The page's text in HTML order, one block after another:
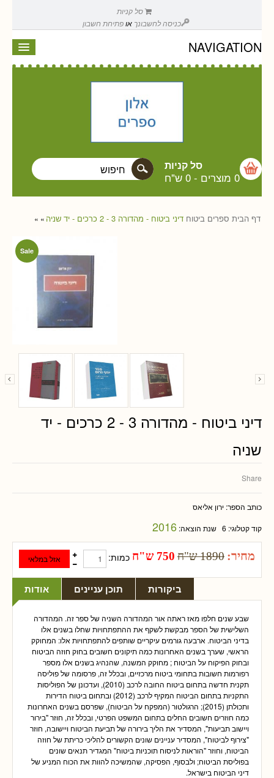
סל קניות
כניסה לחשבונך אופתיחת חשבון
NAVIGATION
סל קניות
0 מוצרים - 0 ש"ח
דף הבית » ספרים ביטוח » דיני ביטוח - מהדורה 3 - 2 כרכים - יד שניה
Sale
דיני ביטוח - מהדורה 3 - 2 כרכים - יד
שניה
Share
כותב הספר: ירון אליאס
קוד קטלוגי: 6 שנת הוצאה: 2016
מחיר: 1890 ש"ח 750 ש"ח כמות:
אודות תוכן עניינים ביקורות
שבע שנים חלפו מאז ראתה אור המהדורה השניה של ספר זה. המהדורה
השלישית של הספר מבקשת לשקף את ההתפתחויות שחלו בשנים אלו
בדיני הביטוח. ארבעה גורמים עיקריים שותפים להתפתחויות אלו: המחוקק
הראשי, שערך בשנים האחרונות כמה תיקונים חשובים בחוק חוזה הביטוח
ובחוק הפיקוח על הביטוח ; מחוקק המשנה, שהנהיג בשנים אלו מספר
רפורמות חשובות בתחומי ביטוח מרכזיים, ובכלל זה, פרסומה של פוליסה
תקנית חדשה בתחום ביטוח החובה לרכב (2010), ועדכונן של הפוליסות
התקניות בתחום הביטוח המקיף לרכב (2012) ובתחום ביטוח הדירות
ותכולתן (2015); הרגולטור (המפקח על הביטוח), שפרסם בשנים האחרונות
כמה חוזרים חשובים החלים בתחום המשפט הפרטי, ובכלל זה, חוזר "בירור
ויישוב תביעות", המסדיר את הליך בירורה של תביעת הביטוח ויישובה, חוזר
"צירוף לביטוח", המסדיר עניינים שונים הקשורים להליכי כריתת של חוזה
הביטוח, וחוזר "הוראות לניסוח תוכניות ביטוח" המגדיר תנאים שונים
בפוליסת הביטוח; ולבסוף, הפסיקה, שהמשיכה להוות את הכוח המניע של
דיני הביטוח בישראל.